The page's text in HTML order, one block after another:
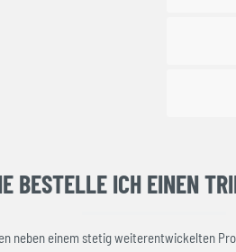
BESTELLE ICH EINEN
neben einem stetig weiterentwickelten